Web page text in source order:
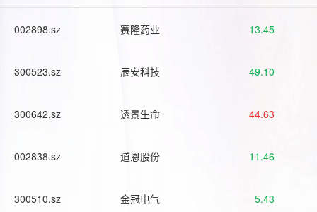
002898.sz 赛隆药业 13.45
300523.sz 辰安科技 49.10
300642.sz 透景生命 44.63
002838.sz 道恩股份 11.46
300510.sz 金冠电气 5.43